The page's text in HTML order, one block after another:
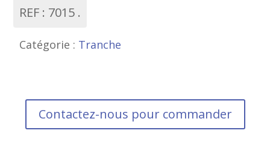
REF : 7015
Catégorie : Tranche
Contactez-nous pour commander